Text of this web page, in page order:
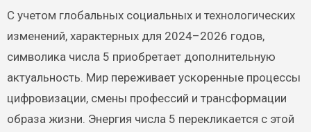
С учетом глобальных социальных и технологических
изменений, характерных для 2024–2026 годов,
символика числа 5 приобретает дополнительную
актуальность. Мир переживает ускоренные процессы
цифровизации, смены профессий и трансформации
образа жизни. Энергия числа 5 перекликается с этой